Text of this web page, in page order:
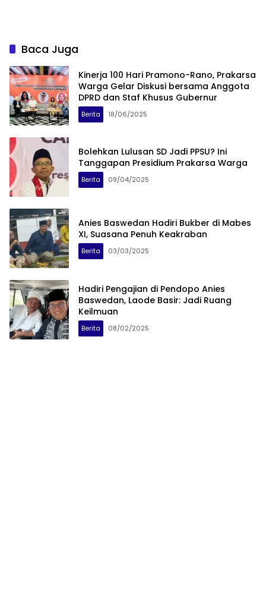
Baca Juga
Kinerja 100 Hari Pramono-Rano, Prakarsa
Warga Gelar Diskusi bersama Anggota
DPRD dan Staf Khusus Gubernur
Berita 18/06/2025
Bolehkan Lulusan SD Jadi PPSU? Ini
Tanggapan Presidium Prakarsa Warga
Berita 09/04/2025
Anies Baswedan Hadiri Bukber di Mabes
XI, Suasana Penuh Keakraban
Berita 03/03/2025
Hadiri Pengajian di Pendopo Anies
Baswedan, Laode Basir: Jadi Ruang
Keilmuan
Berita 08/02/2025